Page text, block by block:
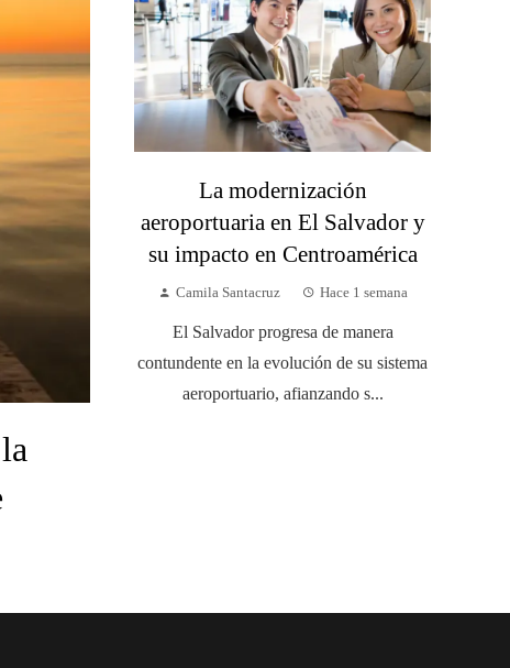
La modernización
aeroportuaria en El Salvador y
su impacto en Centroamérica
Camila Santacruz Hace 1 semana
El Salvador progresa de manera
contundente en la evolución de su sistema
aeroportuario, afianzando s...